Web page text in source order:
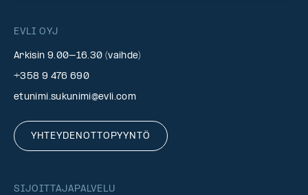
EVLI OYJ
Arkisin 9.00–16.30 (vaihde)
+358 9 476 690
etunimi.sukunimi@evli.com
YHTEYDENOTTOPYYNTÖ
SIJOITTAJAPALVELU